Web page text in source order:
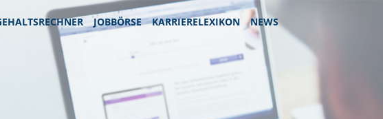
JOBBÖRSE KARRIERELEXIKON NEWS